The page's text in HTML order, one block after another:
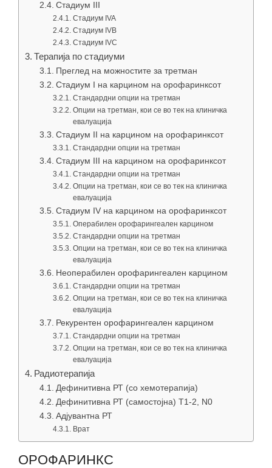
Стадиум III
Стадиум IVA
Стадиум IVB
Стадиум IVC
Терапија по стадиуми
Преглед на можностите за третман
Стадиум I на карцином на орофаринксот
Стандардни опции на третман
Опции на третман, кои се во тек на клиничка
евалуација
Стадиум II на карцином на орофаринксот
Стандардни опции на третман
Стадиум III на карцином на орофаринксот
Стандардни опции на третман
Опции на третман, кои се во тек на клиничка
евалуација
Стадиум IV на карцином на орофаринксот
Операбилен орофарингеален карцином
Стандардни опции на третман
Опции на третман, кои се во тек на клиничка
евалуација
Неоперабилен орофарингеален карцином
Стандардни опции на третман
Опции на третман, кои се во тек на клиничка
евалуација
Рекурентен орофарингеален карцином
Стандардни опции на третман
Опции на третман, кои се во тек на клиничка
евалуација
Радиотерапија
Дефинитивна РТ (со хемотерапија)
Дефинитивна РТ (самостојна) Т1-2, N0
Адјувантна РТ
Врат
ОРОФАРИНКС